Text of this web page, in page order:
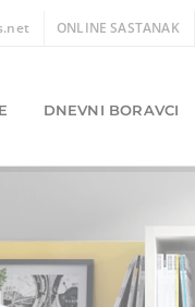
ONLINE SASTANAK
DNEVNI BORAVCI